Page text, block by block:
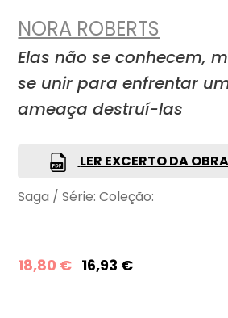
NORA ROBERTS
Elas não se conhecem,
se unir para enfrentar
ameaça destruí-las
LER EXCERTO DA OBRA
Saga / Série: Coleção:
18,80€ 16,93 €